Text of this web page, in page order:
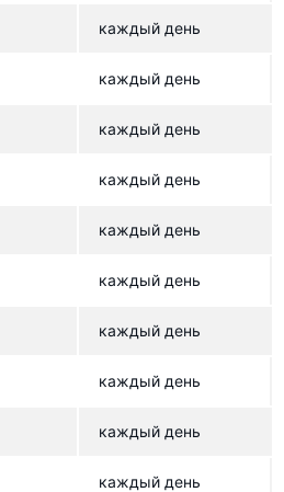
каждый день
каждый день
каждый день
каждый день
каждый день
каждый день
каждый день
каждый день
каждый день
каждый день